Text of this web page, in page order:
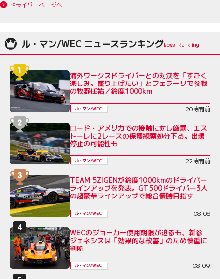
ドライバーページへ
ル・マン/WEC ニュースランキング
海外ワークスドライバーとの対決を「すごく
楽しみ。盛り上げたい」とフェラーリで参戦
の牧野任祐／鈴鹿1000km
ル・マン/WEC 20時間前
ロード・アメリカでの接触に対し厳罰、エス
トーレに2レースの保護観察処分下る。出場
停止の可能性も
ル・マン/WEC 22時間前
TEAM 5ZIGENが鈴鹿1000kmのドライバー
ラインアップを発表。GT500ドライバー3人
の超豪華ラインアップで総合優勝目指す
ル・マン/WEC 08-08
WECのジョーカー使用期限が迫るも、新参
ジェネシスは「効果的な改善」のため慎重に
判断
ル・マン/WEC 08-09